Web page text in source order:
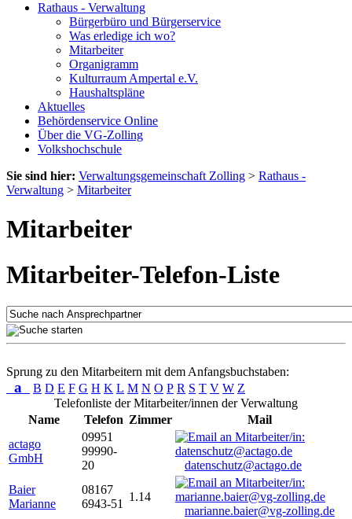
Rathaus - Verwaltung
Bürgerbüro und Bürgerservice
Was erledige ich wo?
Mitarbeiter
Organigramm
Kulturraum Ampertal e.V.
Haushaltspläne
Aktuelles
Behördenservice Online
Über die VG-Zolling
Volkshochschule
Sie sind hier: Verwaltungsgemeinschaft Zolling > Rathaus -
Verwaltung > Mitarbeiter
Mitarbeiter
Mitarbeiter-Telefon-Liste
Sprung zu den Mitarbeitern mit dem Anfangsbuchstaben:
a B D E F G H K L M N O P R S T V W Z
Telefonliste der Mitarbeiter/innen der Verwaltung
Name
Telefon Zimmer
Mail
actago
GmbH
09951
99990-
20
datenschutz@actago.de
Baier
Marianne
08167
6943-51
1.14
marianne.baier@vg-zolling.de